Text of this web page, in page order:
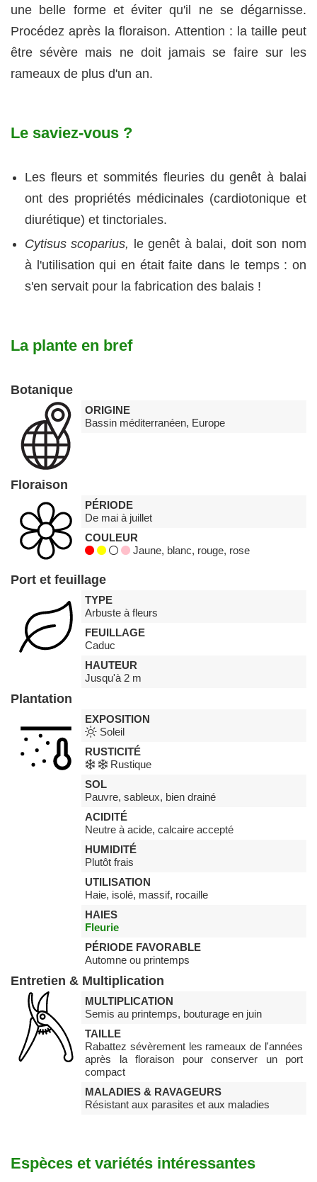
une belle forme et éviter qu'il ne se dégarnisse.
Procédez après la floraison. Attention : la taille peut
être sévère mais ne doit jamais se faire sur les
rameaux de plus d'un an.
Le saviez-vous ?
Les fleurs et sommités fleuries du genêt à balai
ont des propriétés médicinales (cardiotonique et
diurétique) et tinctoriales.
Cytisus scoparius, le genêt à balai, doit son nom
à l'utilisation qui en était faite dans le temps : on
s'en servait pour la fabrication des balais !
La plante en bref
Botanique
ORIGINE
Bassin méditerranéen, Europe
Floraison
PÉRIODE
De mai à juillet
COULEUR
Jaune, blanc, rouge, rose
Port et feuillage
TYPE
Arbuste à fleurs
FEUILLAGE
Caduc
HAUTEUR
Jusqu'à 2 m
Plantation
EXPOSITION
Soleil
RUSTICITÉ
Rustique
SOL
Pauvre, sableux, bien drainé
ACIDITÉ
Neutre à acide, calcaire accepté
HUMIDITÉ
Plutôt frais
UTILISATION
Haie, isolé, massif, rocaille
HAIES
Fleurie
PÉRIODE FAVORABLE
Automne ou printemps
Entretien & Multiplication
MULTIPLICATION
Semis au printemps, bouturage en juin
TAILLE
Rabattez sévèrement les rameaux de l'années
après la floraison pour conserver un port
compact
MALADIES & RAVAGEURS
Résistant aux parasites et aux maladies
Espèces et variétés intéressantes